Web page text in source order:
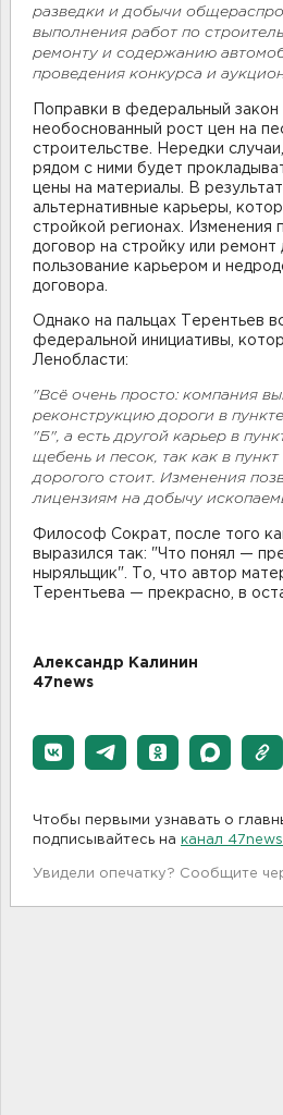
разведки и добычи
выполнения работ по
ремонту и содержанию
проведения конкурса и
Поправки в федеральный
необоснованный рост цен на
строительстве. Нередки
рядом с ними будет
цены на материалы. В
альтернативные карьеры,
стройкой регионах. Изменения
договор на стройку или ремонт
пользование карьером и
договора.
Однако на пальцах Терентьев
федеральной инициативы,
Ленобласти:
"Всё очень просто: компания
реконструкцию дороги в
"Б", а есть другой карьер в
щебень и песок, так как в
дорогого стоит. Изменения
лицензиям на добычу
Философ Сократ, после того
выразился так: "Что понял —
ныряльщик". То, что автор
Терентьева — прекрасно, в
Александр Калинин
47news
Чтобы первыми узнавать о
подписывайтесь на канал
Увидели опечатку? Сообщите